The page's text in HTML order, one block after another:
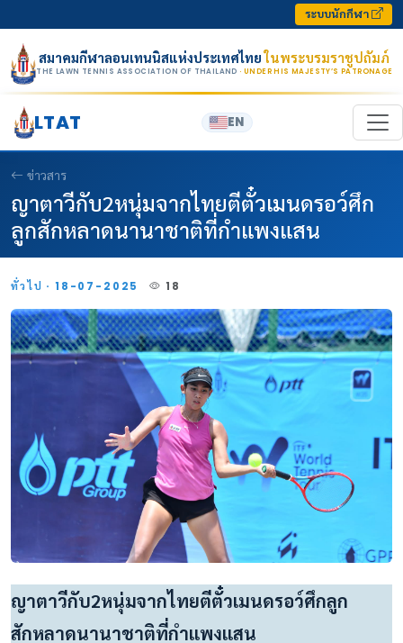
ระบบนักกีฬา
สมาคมกีฬาลอนเทนนิสแห่งประเทศไทยในพระบรมราชูปถัมภ์
THE LAWN TENNIS ASSOCIATION OF THAILAND · UNDER HIS MAJESTY’S PATRONAGE
LTAT EN
ข่าวสาร
ญาตาวีกับ2หนุ่มจากไทยตีตั๋วเมนดรอว์ศึก
ลูกสักหลาดนานาชาติที่กำแพงแสน
ทั่วไป · 18-07-2025 18
ญาตาวีกับ2หนุ่มจากไทยตีตั๋วเมนดรอว์ศึกลูก
สักหลาดนานาชาติที่กำแพงแสน